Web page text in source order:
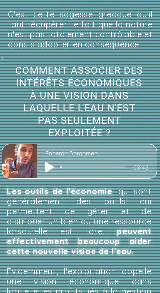
C'est cette sagesse grecque qu'il
faut récupérer, le fait que la nature
n'est pas totalement contrôlable et
donc s'adapter en conséquence.
Edoardo Borgomeo
-03:43
COMMENT ASSOCIER DES
INTÉRÊTS ÉCONOMIQUES
À UNE VISION DANS
LAQUELLE L'EAU N'EST
PAS SEULEMENT
EXPLOITÉE ?
Les outils de l'économie, qui sont
généralement des outils qui
permettent de gérer et de
distribuer un bien ou une ressource
lorsqu'elle est rare,peuvent
effectivement beaucoup aider
cette nouvelle vision de l'eau.
Évidemment, l'exploitation appelle
une vision économique dans